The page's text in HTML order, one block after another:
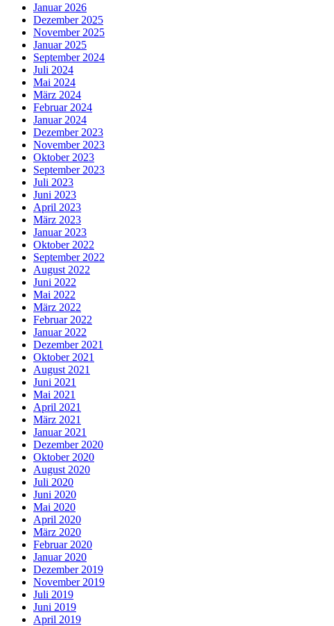
Januar 2026
Dezember 2025
November 2025
Januar 2025
September 2024
Juli 2024
Mai 2024
März 2024
Februar 2024
Januar 2024
Dezember 2023
November 2023
Oktober 2023
September 2023
Juli 2023
Juni 2023
April 2023
März 2023
Januar 2023
Oktober 2022
September 2022
August 2022
Juni 2022
Mai 2022
März 2022
Februar 2022
Januar 2022
Dezember 2021
Oktober 2021
August 2021
Juni 2021
Mai 2021
April 2021
März 2021
Januar 2021
Dezember 2020
Oktober 2020
August 2020
Juli 2020
Juni 2020
Mai 2020
April 2020
März 2020
Februar 2020
Januar 2020
Dezember 2019
November 2019
Juli 2019
Juni 2019
April 2019